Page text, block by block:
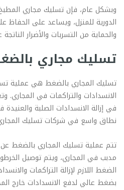
وبشكل عام، فإن تسليك مجاري
الدورية للمنزل، ويساعد على الحفاظ
والحماية من التسربات والأضرار
تسليك مجاري
تسليك المجاري بالضغط هي عملية
الانسدادات والتراكمات في المجاري.
في إزالة الانسدادات الصلبة
نطاق واسع في شركات تسليك المجاري
تتم عملية تسليك المجاري بالضغط
مدبب في المجاري، ويتم توصيل
الضغط اللازم لإزالة التراكمات
بضغط عالي لدفع الانسدادات خارج